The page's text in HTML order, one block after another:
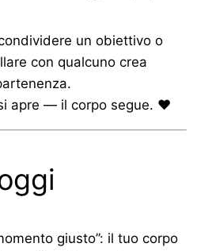
un obiettivo o
con qualcuno crea
apre — il corpo segue. ❤️
giusto”: il tuo corpo